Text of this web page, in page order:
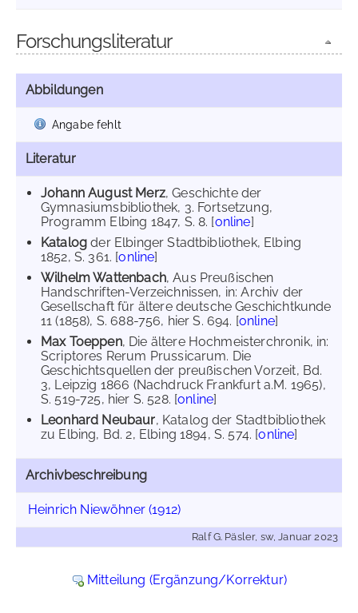
Forschungsliteratur
Abbildungen
Angabe fehlt
Literatur
Johann August Merz, Geschichte der
Gymnasiumsbibliothek, 3. Fortsetzung,
Programm Elbing 1847, S. 8. [online]
Katalog der Elbinger Stadtbibliothek, Elbing
1852, S. 361. [online]
Wilhelm Wattenbach, Aus Preußischen
Handschriften-Verzeichnissen, in: Archiv der
Gesellschaft für ältere deutsche Geschichtkunde
11 (1858), S. 688-756, hier S. 694. [online]
Max Toeppen, Die ältere Hochmeisterchronik, in:
Scriptores Rerum Prussicarum. Die
Geschichtsquellen der preußischen Vorzeit, Bd.
3, Leipzig 1866 (Nachdruck Frankfurt a.M. 1965),
S. 519-725, hier S. 528. [online]
Leonhard Neubaur, Katalog der Stadtbibliothek
zu Elbing, Bd. 2, Elbing 1894, S. 574. [online]
Archivbeschreibung
Heinrich Niewöhner (1912)
Ralf G. Päsler, sw, Januar 2023
Mitteilung (Ergänzung/Korrektur)